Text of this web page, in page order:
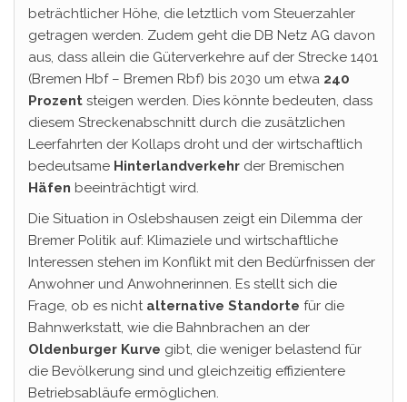
beträchtlicher Höhe, die letztlich vom Steuerzahler
getragen werden. Zudem geht die DB Netz AG davon
aus, dass allein die Güterverkehre auf der Strecke 1401
(Bremen Hbf – Bremen Rbf) bis 2030 um etwa 240
Prozent steigen werden. Dies könnte bedeuten, dass
diesem Streckenabschnitt durch die zusätzlichen
Leerfahrten der Kollaps droht und der wirtschaftlich
bedeutsame Hinterlandverkehr der Bremischen
Häfen beeinträchtigt wird.
Die Situation in Oslebshausen zeigt ein Dilemma der
Bremer Politik auf: Klimaziele und wirtschaftliche
Interessen stehen im Konflikt mit den Bedürfnissen der
Anwohner und Anwohnerinnen. Es stellt sich die
Frage, ob es nicht alternative Standorte für die
Bahnwerkstatt, wie die Bahnbrachen an der
Oldenburger Kurve gibt, die weniger belastend für
die Bevölkerung sind und gleichzeitig effizientere
Betriebsabläufe ermöglichen.